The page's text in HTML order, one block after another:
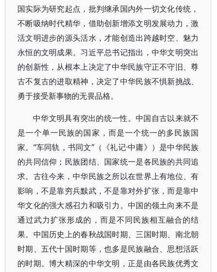
国实际为研究起点，批判继承国内外一切文化传统，
不断吸纳时代精华，借助创新增添文明发展动力，激
活文明进步的源头活水，才能创造出跨越时空、魅力
永恒的文明成果。习近平总书记指出，中华文明突出
的创新性，从根本上决定了中华民族守正不守旧、尊
古不复古的进取精神，决定了中华民族不惧新挑战、
勇于接受新事物的无畏品格。
中华文明具有突出的统一性。中国自古以来就不
是一个单一民族的国家，而是一个统一的多民族国
家。“车同轨，书同文”（《礼记·中庸》）是中华民族
的共同信仰；民族团结、国家统一是各民族的共同追
求。古往今来，中华民族之所以在世界上有地位、有
影响，不是靠穷兵黩武，不是靠对外扩张，而是靠中
华文化的强大感召力和吸引力。中国的领土向来不是
通过武力扩张形成的，而是不同民族相互融合的结
果。中国历史上的春秋战国时期、三国时期、南北朝
时期、五代十国时期等，也多是民族融合、思想活跃
的时期。博大精深的中华文明，正是由各民族优秀文